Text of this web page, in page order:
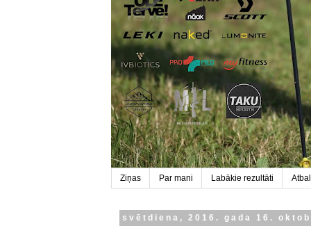
Ziņas Par mani Labākie rezultāti
svētdiena, 2016. gada 16.